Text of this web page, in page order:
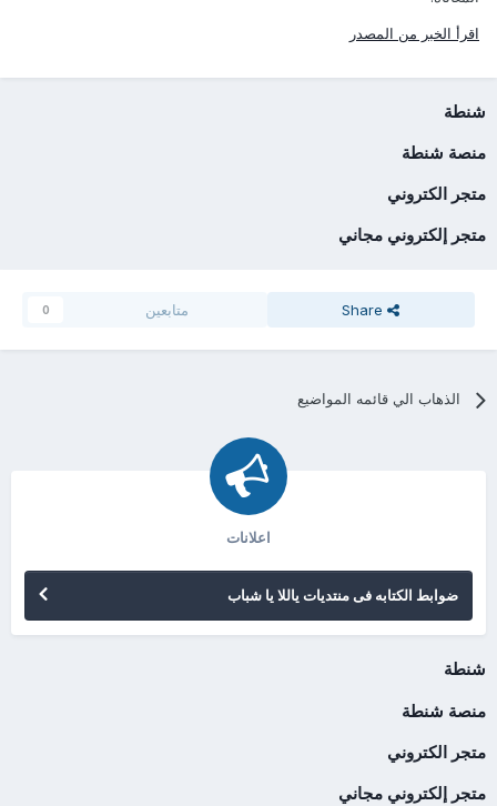
اقرأ الخبر من المصدر
شنطة
منصة شنطة
متجر الكتروني
متجر إلكتروني مجاني
Share متابعين 0
الذهاب الي قائمه المواضيع
اعلانات
ضوابط الكتابه فى منتديات ياللا يا شباب
شنطة
منصة شنطة
متجر الكتروني
متجر إلكتروني مجاني